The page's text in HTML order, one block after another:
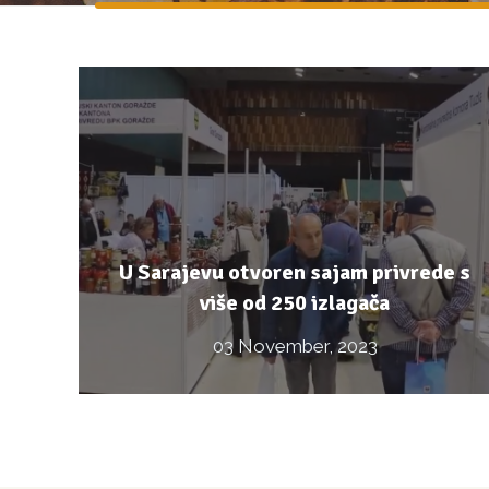
U Sarajevu otvoren sajam privrede s
više od 250 izlagača
03 November, 2023